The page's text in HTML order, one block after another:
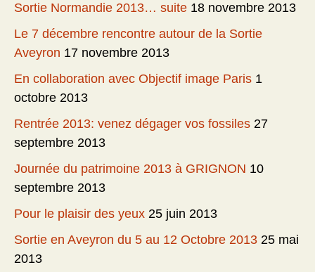
Sortie Normandie 2013… suite 18 novembre 2013
Le 7 décembre rencontre autour de la Sortie
Aveyron 17 novembre 2013
En collaboration avec Objectif image Paris 1
octobre 2013
Rentrée 2013: venez dégager vos fossiles 27
septembre 2013
Journée du patrimoine 2013 à GRIGNON 10
septembre 2013
Pour le plaisir des yeux 25 juin 2013
Sortie en Aveyron du 5 au 12 Octobre 2013 25 mai
2013